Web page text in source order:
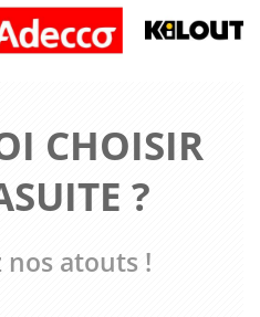
CHOISIR
?
nos atouts !